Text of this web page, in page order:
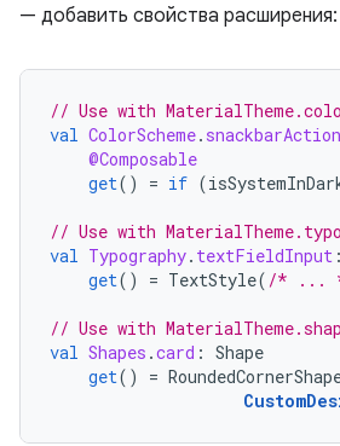
— добавить свойства расширения:
// Use with
val ColorScheme. snackbarAction
@Composable
get() = if (
// Use with
val Typography. textFieldInput :
get() = TextStyle( /* ...
// Use with
val Shapes .card : Shape
get() =